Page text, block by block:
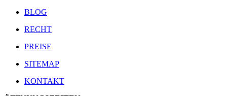
BLOG
RECHT
PREISE
SITEMAP
KONTAKT